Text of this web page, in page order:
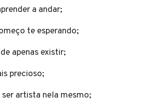
a andar;
te esperando;
apenas existir;
precioso;
artista nela mesmo;